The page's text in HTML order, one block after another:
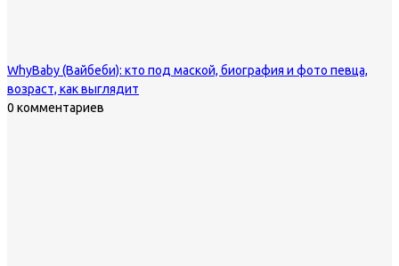
WhyBaby (Вайбеби): кто под маской, биография и фото певца,
возраст, как выглядит
0 комментариев